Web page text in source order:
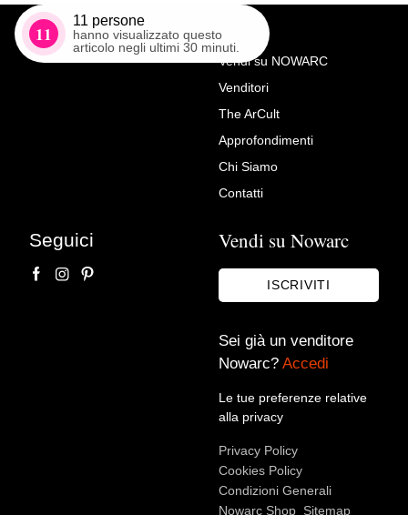
11
11 persone
hanno visualizzato questo
articolo negli ultimi 30 minuti.
Richiedi Maggiori Info su
Ritratto equestre di Pietro
Strozzi, Pittore fiorentino
XVII-XVIII Secolo
Voglio rimanere aggiornato sulle ultime novità.
Vendi su NOWARC
Venditori
The ArCult
Approfondimenti
Chi Siamo
Contatti
Seguici Vendi su Nowarc
ISCRIVITI
Sei già un venditore
Nowarc? Accedi
Le tue preferenze relative
alla privacy
Privacy Policy
Cookies Policy
Condizioni Generali
Nowarc Shop Sitemap